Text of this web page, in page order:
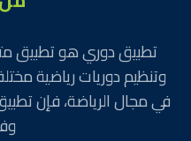
تطبيق دوري هو تطبيق
وتنظيم دوريات رياضية
في مجال الرياضة، فإن